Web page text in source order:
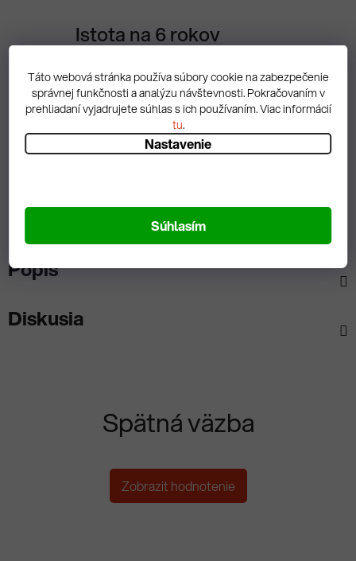
Táto webová stránka používa súbory cookie na zabezpečenie
správnej funkčnosti a analýzu návštevnosti. Pokračovaním v
prehliadaní vyjadrujete súhlas s ich používaním. Viac informácií
tu.
Nastavenie
Súhlasím
Istota na 6 rokov
spoľahlivosť, na ktorú sa môžete dlhodobo
spoľahnúť.
Lokálny sklad
Popis
Diskusia
Spätná väzba
Zobrazit hodnotenie